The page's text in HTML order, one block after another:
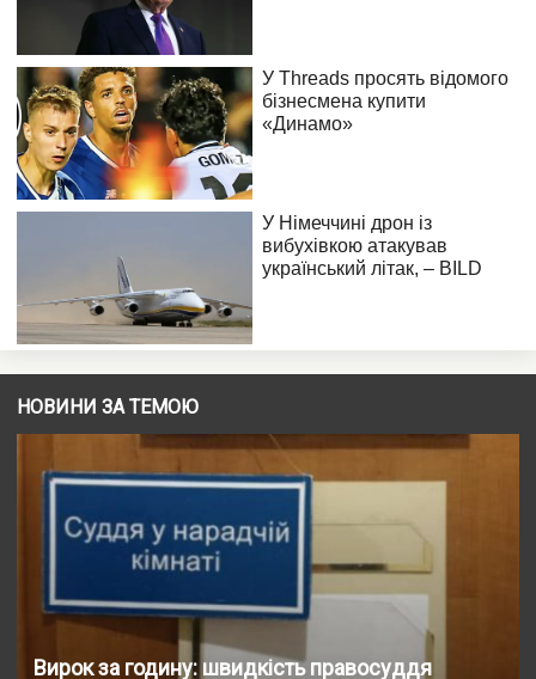
НОВИНИ ЗА ТЕМОЮ
Вирок за годину: швидкість правосуддя